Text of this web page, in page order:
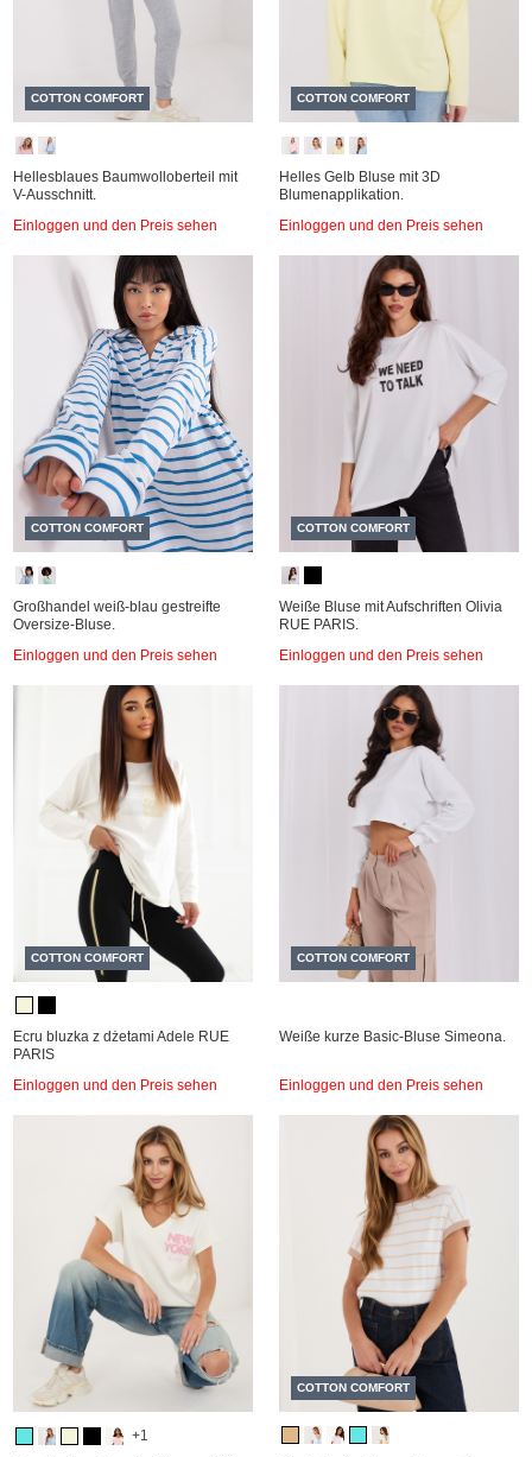
COTTON COMFORT
Hellesblaues Baumwolloberteil mit
V-Ausschnitt.
Einloggen und den Preis sehen
COTTON COMFORT
Helles Gelb Bluse mit 3D
Blumenapplikation.
Einloggen und den Preis sehen
COTTON COMFORT
Großhandel weiß-blau gestreifte
Oversize-Bluse.
Einloggen und den Preis sehen
COTTON COMFORT
Weiße Bluse mit Aufschriften Olivia
RUE PARIS.
Einloggen und den Preis sehen
COTTON COMFORT
Ecru bluzka z dżetami Adele RUE
PARIS
Einloggen und den Preis sehen
COTTON COMFORT
Weiße kurze Basic-Bluse Simeona.
Einloggen und den Preis sehen
+1
COTTON COMFORT